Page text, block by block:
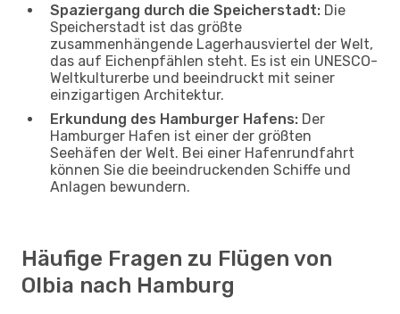
Spaziergang durch die Speicherstadt: Die
Speicherstadt ist das größte
zusammenhängende Lagerhausviertel der Welt,
das auf Eichenpfählen steht. Es ist ein UNESCO-
Weltkulturerbe und beeindruckt mit seiner
einzigartigen Architektur.
Erkundung des Hamburger Hafens: Der
Hamburger Hafen ist einer der größten
Seehäfen der Welt. Bei einer Hafenrundfahrt
können Sie die beeindruckenden Schiffe und
Anlagen bewundern.
Häufige Fragen zu Flügen von
Olbia nach Hamburg